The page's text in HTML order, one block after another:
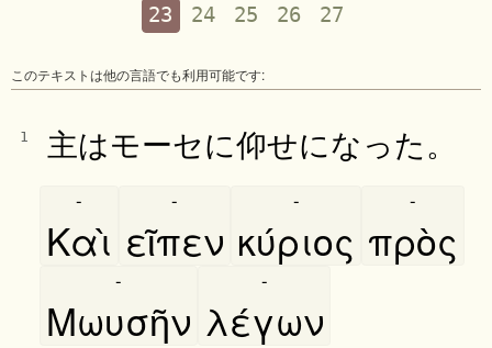
23
24 25 26 27
このテキストは他の言語でも利用可能です:
1 主はモーセに仰せになった。
Καὶ
-
εῖπεν
-
κύριος
-
πρὸς
-
Μωυσῆν
-
λέγων
-